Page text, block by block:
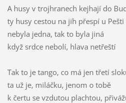
A husy v trojhranech kejhají do
ty husy cestou na jih přespí u Pešti
nebyla jedna, tak to byla jiná
když srdce nebolí, hlava netřeští
Tak to je tango, co má jen třetí
ta už je, miláčku, jenom o tobě
k čertu se vzdutou plachtou,